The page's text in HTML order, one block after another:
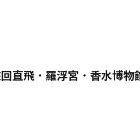
直飛．羅浮宮．香水博物